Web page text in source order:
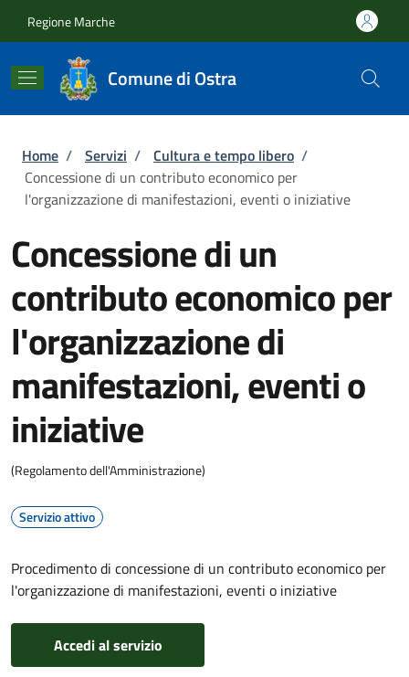
Regione Marche
Comune di Ostra
Briciole di pane
Home / Servizi / Cultura e tempo libero /
Concessione di un contributo economico per
l'organizzazione di manifestazioni, eventi o iniziative
Concessione di un
contributo economico per
l'organizzazione di
manifestazioni, eventi o
iniziative
(Regolamento dell'Amministrazione)
Servizio attivo
Procedimento di concessione di un contributo economico per
l'organizzazione di manifestazioni, eventi o iniziative
Accedi al servizio